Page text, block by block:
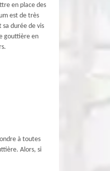
en place des
est de très
durée de vis
gouttière en
à toutes
Alors, si